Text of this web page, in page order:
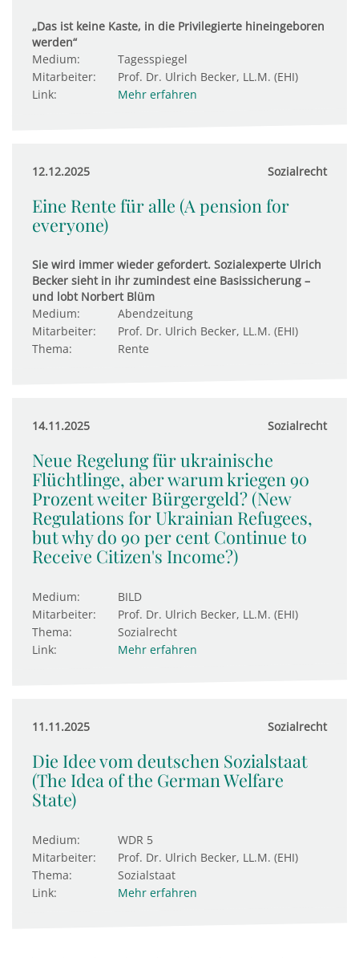
„Das ist keine Kaste, in die Privilegierte hineingeboren
werden“
Medium:
Tagesspiegel
Mitarbeiter:
Prof. Dr. Ulrich Becker, LL.M. (EHI)
Link:
Mehr erfahren
12.12.2025 Sozialrecht
Eine Rente für alle (A pension for
everyone)
Sie wird immer wieder gefordert. Sozialexperte Ulrich
Becker sieht in ihr zumindest eine Basissicherung –
und lobt Norbert Blüm
Medium:
Abendzeitung
Mitarbeiter:
Prof. Dr. Ulrich Becker, LL.M. (EHI)
Thema:
Rente
14.11.2025 Sozialrecht
Neue Regelung für ukrainische
Flüchtlinge, aber warum kriegen 90
Prozent weiter Bürgergeld? (New
Regulations for Ukrainian Refugees,
but why do 90 per cent Continue to
Receive Citizen's Income?)
Medium:
BILD
Mitarbeiter:
Prof. Dr. Ulrich Becker, LL.M. (EHI)
Thema:
Sozialrecht
Link:
Mehr erfahren
11.11.2025 Sozialrecht
Die Idee vom deutschen Sozialstaat
(The Idea of the German Welfare
State)
Medium:
WDR 5
Mitarbeiter:
Prof. Dr. Ulrich Becker, LL.M. (EHI)
Thema:
Sozialstaat
Link:
Mehr erfahren